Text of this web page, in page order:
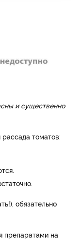
и существенно
томатов:
обязательно
препаратами на